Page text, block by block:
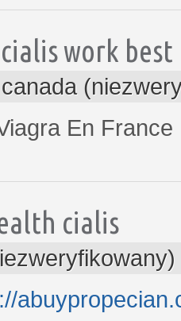
work best
En France
cialis